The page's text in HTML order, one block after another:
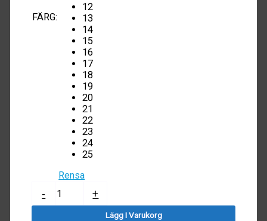
FÄRG:
12
13
14
15
16
17
18
19
20
21
22
23
24
25
Rensa
-
Tatuering
(10st)
+
Lägg I Varukorg